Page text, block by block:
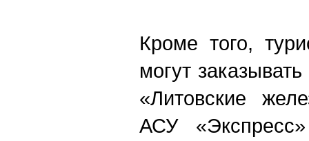
Кроме того,
могут
«Литовские
АСУ